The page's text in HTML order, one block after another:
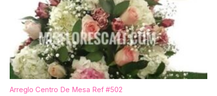
Arreglo Centro De Mesa Ref #502